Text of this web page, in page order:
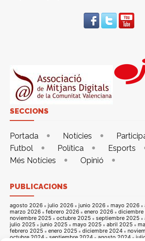
SECCIONS
Portada Notícies
Futbol
Política
Esports
Més Notícies
Opinió
PUBLICACIONS
agosto 2026 julio 2026 junio 2026 mayo 2026
marzo 2026
febrero 2026 enero 2026
diciembre
noviembre 2025
octubre 2025 septiembre 2025
julio 2025
junio 2025 mayo 2025 abril 2025
febrero 2025
enero 2025 diciembre 2024
octubre 2024
septiembre 2024 agosto 2024